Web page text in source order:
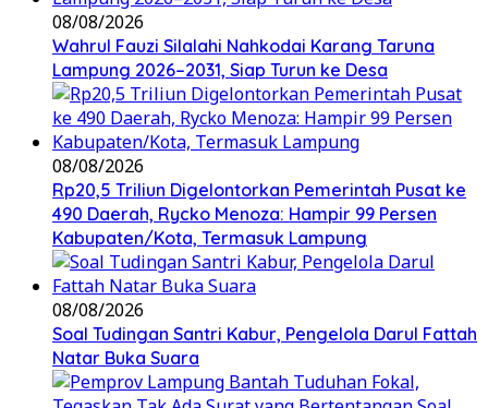
08/08/2026
Wahrul Fauzi Silalahi Nahkodai Karang Taruna
Lampung 2026–2031, Siap Turun ke Desa
08/08/2026
Rp20,5 Triliun Digelontorkan Pemerintah Pusat ke
490 Daerah, Rycko Menoza: Hampir 99 Persen
Kabupaten/Kota, Termasuk Lampung
08/08/2026
Soal Tudingan Santri Kabur, Pengelola Darul Fattah
Natar Buka Suara